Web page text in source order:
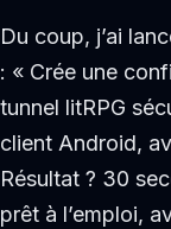
Du coup, j’ai
: « Crée une
tunnel litRPG
client Android,
Résultat ? 30
prêt à l’emploi,